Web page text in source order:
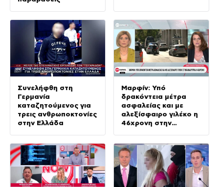
Συνελήφθη στη
Γερμανία
καταζητούμενος για
τρεις ανθρωποκτονίες
στην Ελλάδα
Μαρφίν: Υπό
δρακόντεια μέτρα
ασφαλείας και με
αλεξίσφαιρο γιλέκο η
46χρονη στην